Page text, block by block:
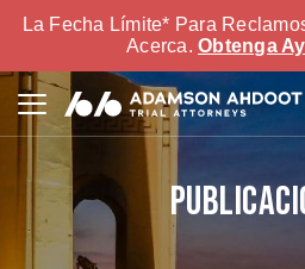
La Fecha Límite* Para
Acerca. Obtenga